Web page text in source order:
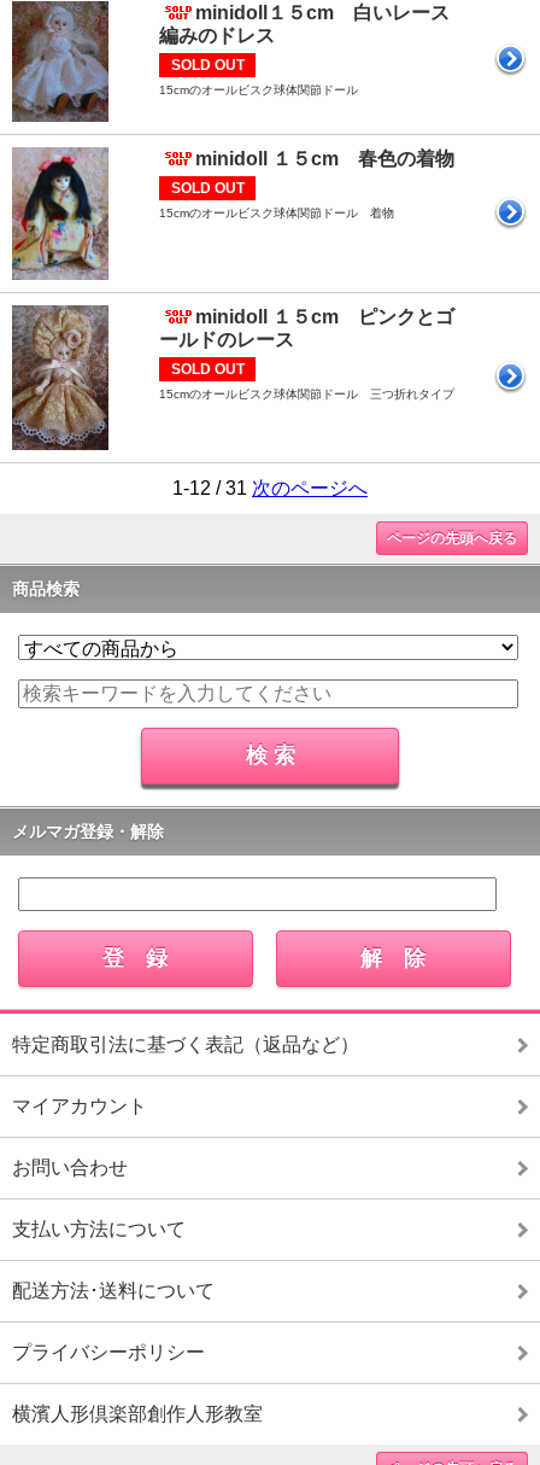
minidoll１５cm 白いレース
編みのドレス
SOLD OUT
15cmのオールビスク球体関節ドール
minidoll １５cm 春色の着物
SOLD OUT
15cmのオールビスク球体関節ドール 着物
minidoll １５cm ピンクとゴ
ールドのレース
SOLD OUT
15cmのオールビスク球体関節ドール 三つ折れタイプ
1-12 / 31 次のページへ
ページの先頭へ戻る
商品検索
メルマガ登録・解除
特定商取引法に基づく表記（返品など）
マイアカウント
お問い合わせ
支払い方法について
配送方法･送料について
プライバシーポリシー
横濱人形倶楽部創作人形教室